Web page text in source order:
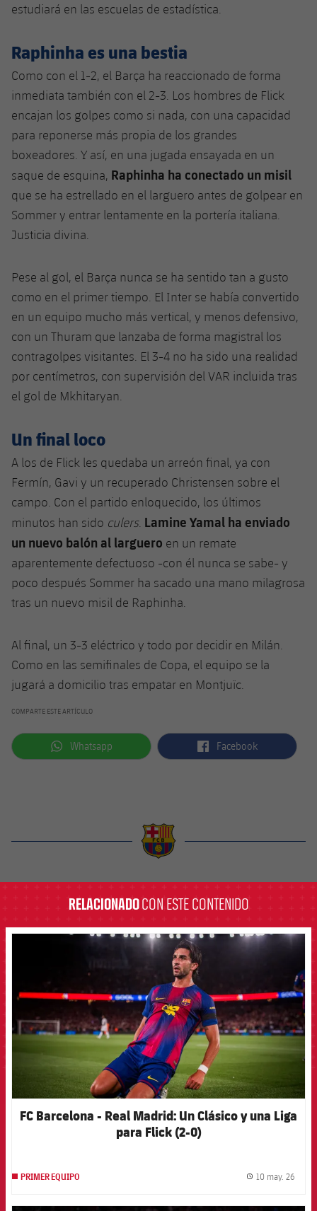
estudiará en las escuelas de estadística.
Raphinha es una bestia
Como con el 1-2, el Barça ha reaccionado de forma
inmediata también con el 2-3. Los hombres de Flick
encajan los golpes como si nada, con una capacidad
para reponerse más propia de los grandes
boxeadores. Y así, en una jugada ensayada en un
saque de esquina, Raphinha ha conectado un misil
que se ha estrellado en el larguero antes de golpear en
Sommer y entrar lentamente en la portería italiana.
Justicia divina.
Pese al gol, el Barça nunca se ha sentido tan a gusto
como en el primer tiempo. El Inter se había convertido
en un equipo mucho más vertical, y menos defensivo,
con un Thuram que lanzaba de forma magistral los
contragolpes visitantes. El 3-4 no ha sido una realidad
por centímetros, con supervisión del VAR incluida tras
el gol de Mkhitaryan.
Un final loco
A los de Flick les quedaba un arreón final, ya con
Fermín, Gavi y un recuperado Christensen sobre el
campo. Con el partido enloquecido, los últimos
minutos han sido culers. Lamine Yamal ha enviado
un nuevo balón al larguero en un remate
aparentemente defectuoso -con él nunca se sabe- y
poco después Sommer ha sacado una mano milagrosa
tras un nuevo misil de Raphinha.
Al final, un 3-3 eléctrico y todo por decidir en Milán.
Como en las semifinales de Copa, el equipo se la
jugará a domicilio tras empatar en Montjuïc.
COMPARTE ESTE ARTÍCULO
label.aria.whatsapp
Whatsapp label.aria.facebook
Facebook
RELACIONADOCON ESTE CONTENIDO
FCB Barcelona badge
FC Barcelona - Real Madrid: Un Clásico y una Liga
para Flick (2-0)
PRIMER EQUIPO 10 may. 26